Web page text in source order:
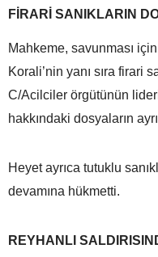
FİRARİ SANIKLARIN
Mahkeme, savunması
Korali’nin yanı sıra firari
C/Acilciler örgütünün
hakkındaki dosyaların
Heyet ayrıca tutuklu
devamına hükmetti.
REYHANLI